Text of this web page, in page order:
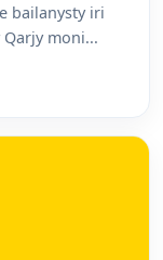
bailanysty iri
moni...